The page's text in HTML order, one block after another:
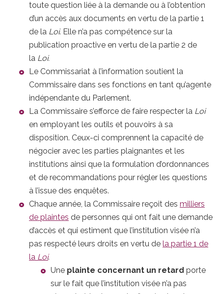
toute question liée à la demande ou à l’obtention
d’un accès aux documents en vertu de la partie 1
de la Loi. Elle n’a pas compétence sur la
publication proactive en vertu de la partie 2 de
la Loi.
Le Commissariat à l’information soutient la
Commissaire dans ses fonctions en tant qu’agente
indépendante du Parlement.
La Commissaire s’efforce de faire respecter la Loi
en employant les outils et pouvoirs à sa
disposition. Ceux-ci comprennent la capacité de
négocier avec les parties plaignantes et les
institutions ainsi que la formulation d’ordonnances
et de recommandations pour régler les questions
à l’issue des enquêtes.
Chaque année, la Commissaire reçoit des milliers
de plaintes de personnes qui ont fait une demande
d’accès et qui estiment que l’institution visée n’a
pas respecté leurs droits en vertu de la partie 1 de
la Loi.
Une plainte concernant un retard porte
sur le fait que l’institution visée n’a pas